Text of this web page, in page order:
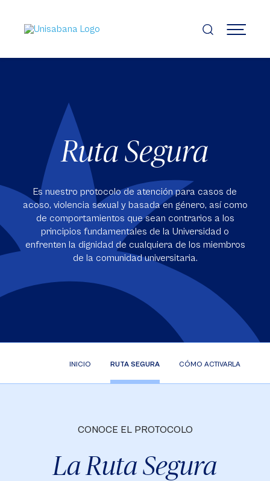
contenido
principal
MENÚ
Ruta Segura
Es nuestro protocolo de atención para casos de
acoso, violencia sexual y basada en género, así como
de comportamientos que sean contrarios a los
principios fundamentales de la Universidad o
enfrenten la dignidad de cualquiera de los miembros
de la comunidad universitaria.
INICIO RUTA SEGURA CÓMO ACTIVARLA
CONOCE EL PROTOCOLO
La Ruta Segura